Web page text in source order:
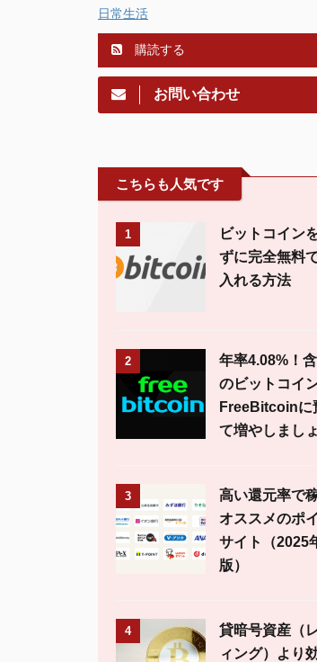
日常生活
購読する
お問い合わせ
こちらも人気です
1
ビットコイン
ずに完全無料
入れる方法
2
年率4.08%！
のビットコイ
FreeBitcoinに
て増やしまし
3
高い還元率で
オススメのポ
サイト（2025
版）
4
貸暗号資産（
ィング）より